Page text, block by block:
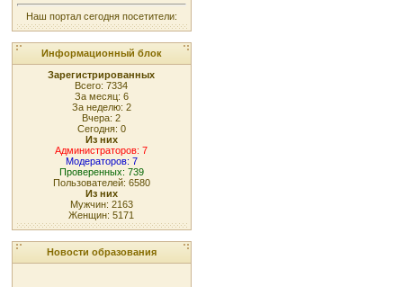
Наш портал сегодня посетители:
Информационный блок
Зарегистрированных
Всего: 7334
За месяц: 6
За неделю: 2
Вчера: 2
Сегодня: 0
Из них
Администраторов: 7
Модераторов: 7
Проверенных: 739
Пользователей: 6580
Из них
Мужчин: 2163
Женщин: 5171
Новости образования